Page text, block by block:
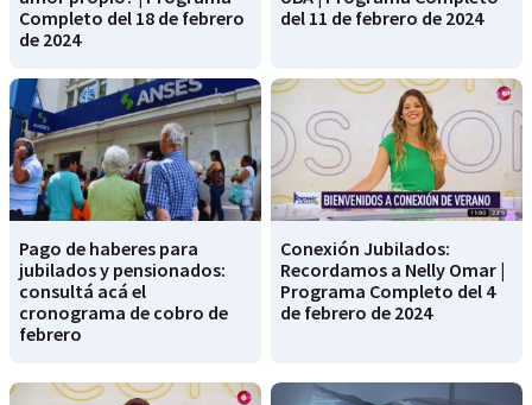
Completo del 18 de febrero
de 2024
del 11 de febrero de 2024
Pago de haberes para
jubilados y pensionados:
consultá acá el
cronograma de cobro de
febrero
Conexión Jubilados:
Recordamos a Nelly Omar |
Programa Completo del 4
de febrero de 2024